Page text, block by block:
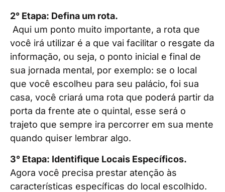
2° Etapa: Defina um rota.
Aqui um ponto muito importante, a rota que
você irá utilizar é a que vai facilitar o resgate da
informação, ou seja, o ponto inicial e final de
sua jornada mental, por exemplo: se o local
que você escolheu para seu palácio, foi sua
casa, você criará uma rota que poderá partir da
porta da frente ate o quintal, esse será o
trajeto que sempre ira percorrer em sua mente
quando quiser lembrar algo.
3° Etapa: Identifique Locais Específicos.
Agora você precisa prestar atenção às
características específicas do local escolhido.